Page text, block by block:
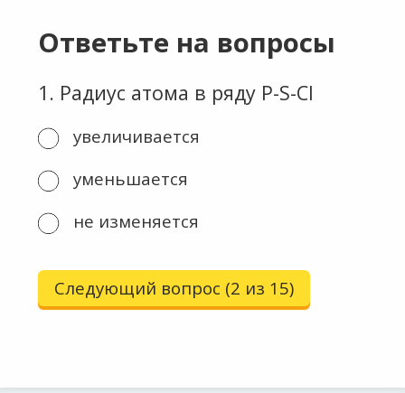
Ответьте на вопросы
1 . Радиус атома в ряду P-S-Cl
увеличивается
уменьшается
не изменяется
Следующий вопрос (2 из 15)